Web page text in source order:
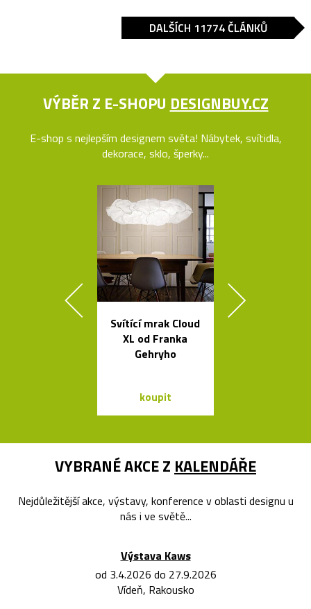
DALŠÍCH 11774 ČLÁNKŮ
VÝBĚR Z E-SHOPU DESIGNBUY.CZ
E-shop s nejlepším designem světa! Nábytek, svítidla,
dekorace, sklo, šperky...
Svítící mrak Cloud
XL od Franka
Gehryho
koupit
VYBRANÉ AKCE Z KALENDÁŘE
Nejdůležitější akce, výstavy, konference v oblasti designu u
nás i ve světě...
Výstava Kaws
od 3.4.2026 do 27.9.2026
Vídeň, Rakousko